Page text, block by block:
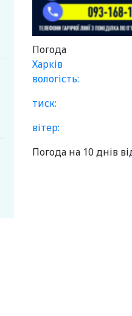
Погода
Харків
вологість:
тиск:
вітер:
Погода на 10 днів